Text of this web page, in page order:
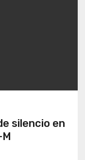
silencio en